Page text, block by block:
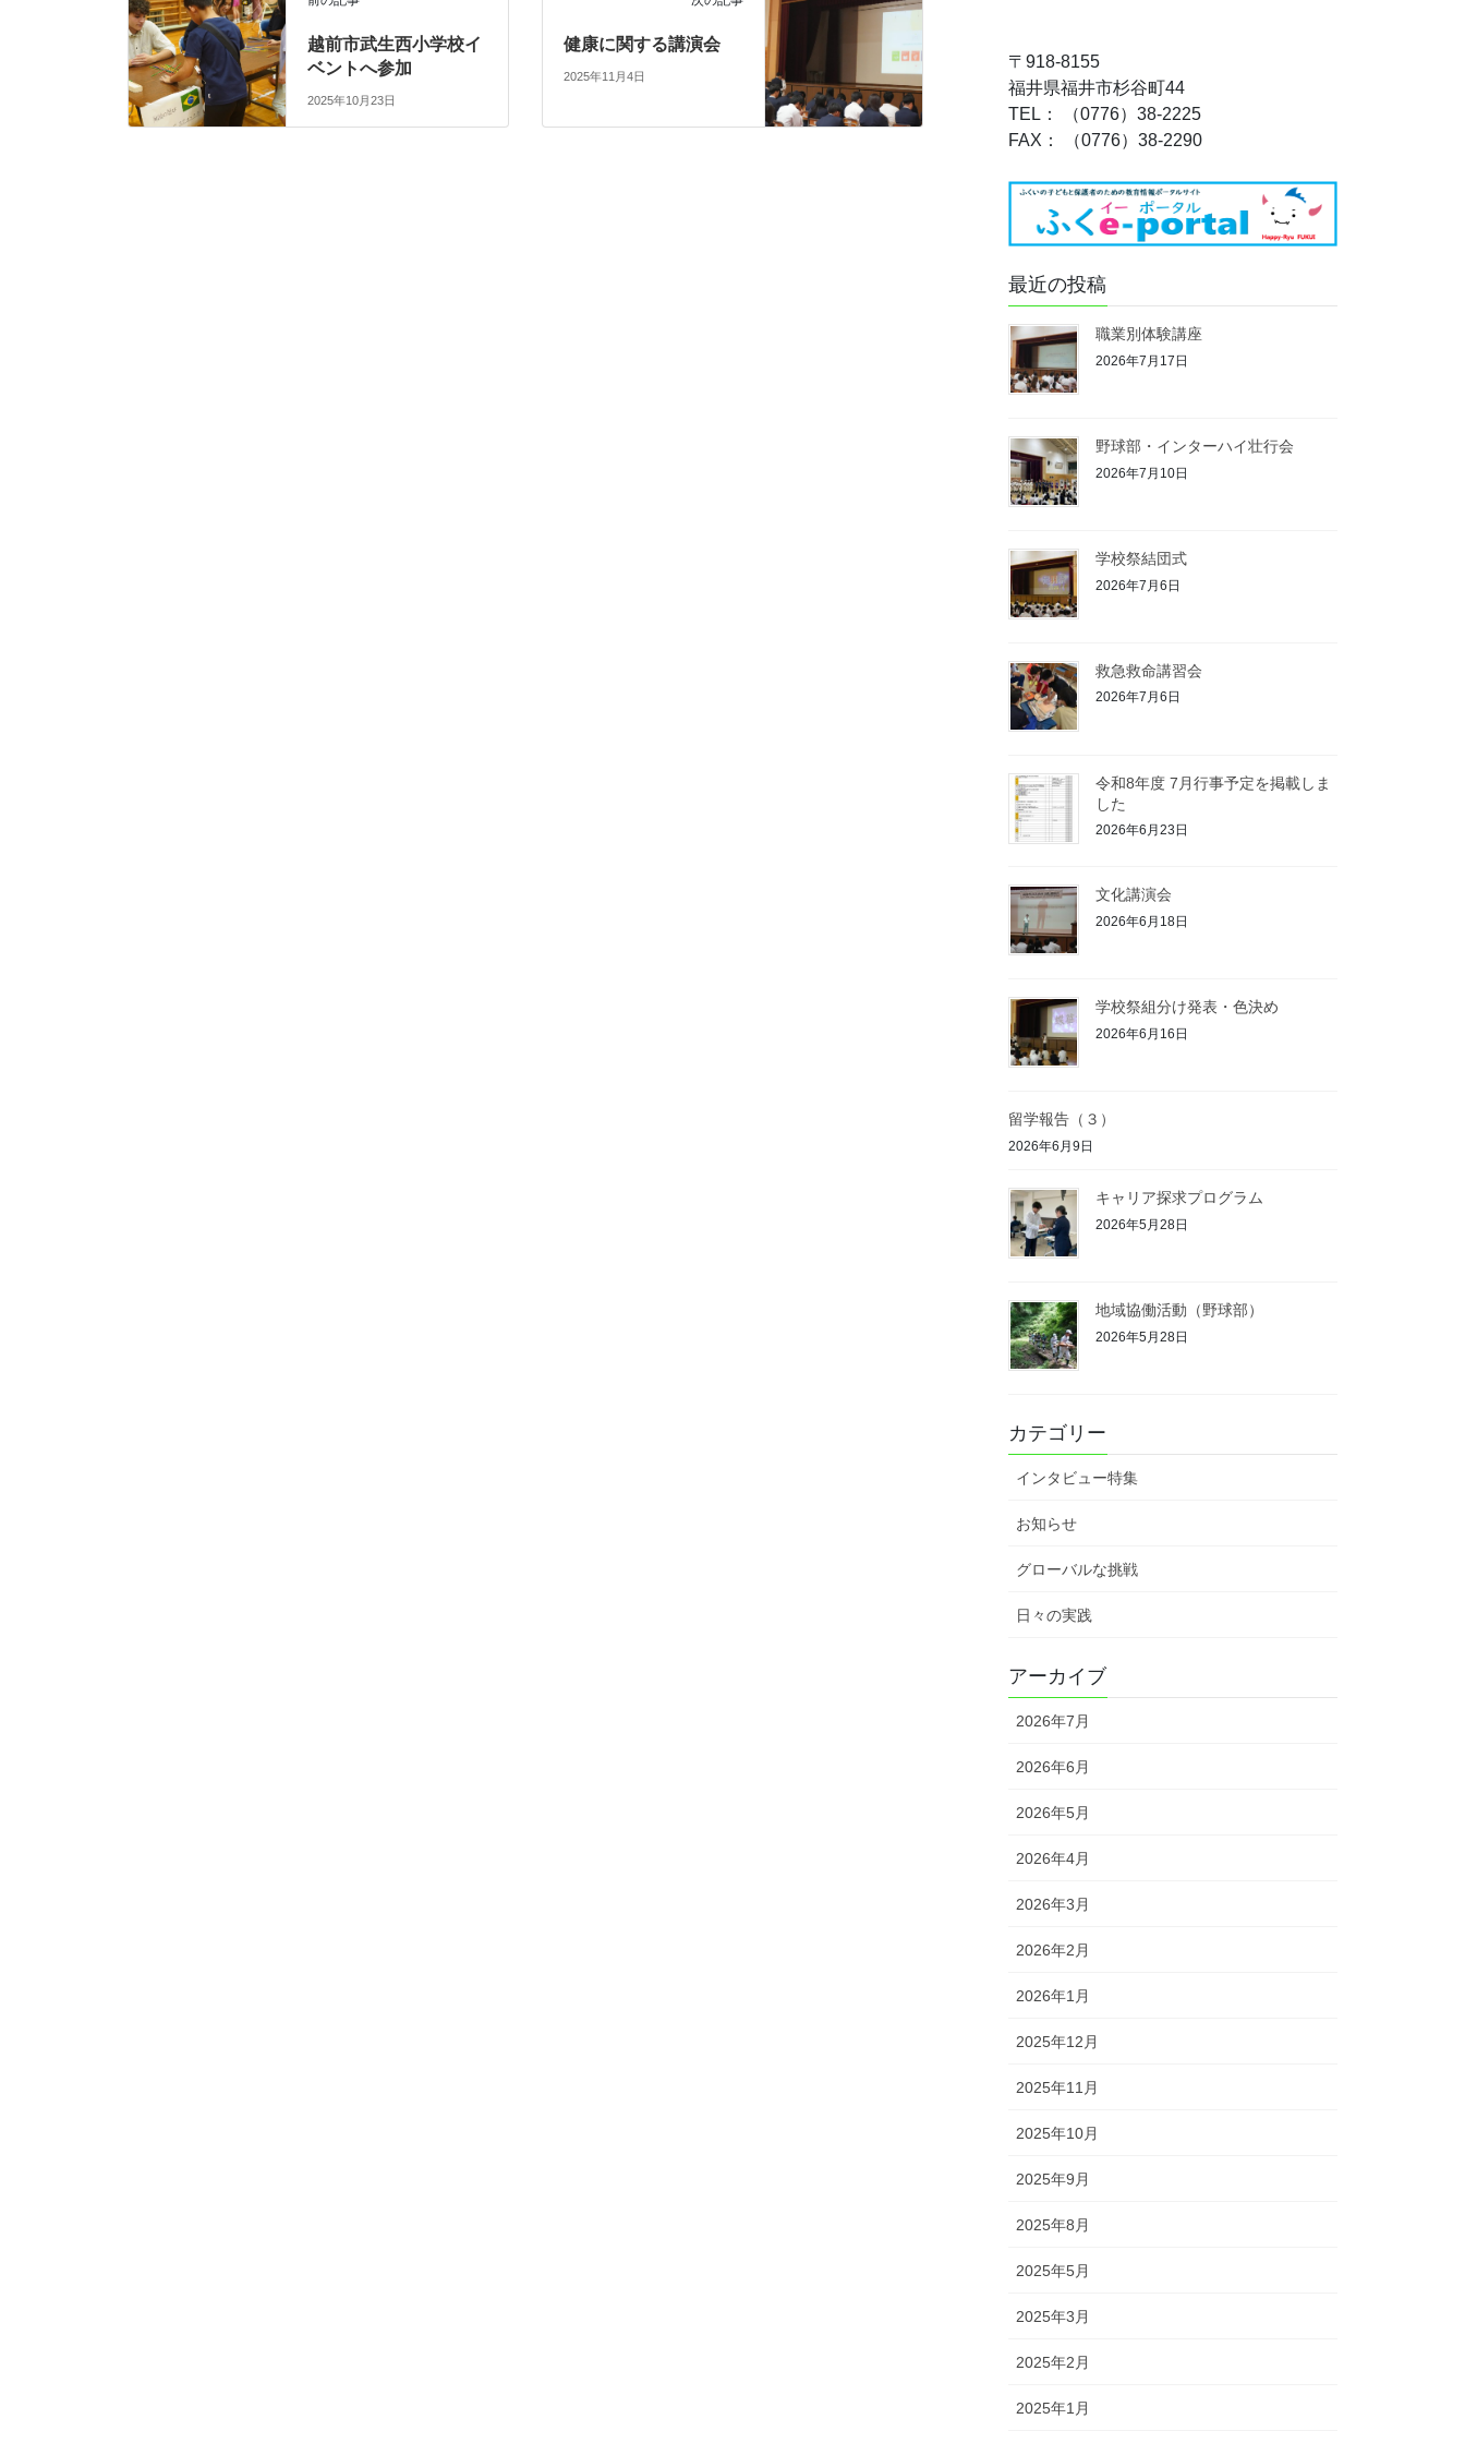
越前市武生西小学校イ
ベントへ参加
2025年10月23日
健康に関する講演会
2025年11月4日
〒918-8155
福井県福井市杉谷町44
TEL： （0776）38-2225
FAX： （0776）38-2290
最近の投稿
職業別体験講座
2026年7月17日
野球部・インターハイ壮行会
2026年7月10日
学校祭結団式
2026年7月6日
救急救命講習会
2026年7月6日
令和8年度 7月行事予定を掲載しま
した
2026年6月23日
文化講演会
2026年6月18日
学校祭組分け発表・色決め
2026年6月16日
留学報告（３）
2026年6月9日
キャリア探求プログラム
2026年5月28日
地域協働活動（野球部）
2026年5月28日
カテゴリー
インタビュー特集
お知らせ
グローバルな挑戦
日々の実践
アーカイブ
2026年7月
2026年6月
2026年5月
2026年4月
2026年3月
2026年2月
2026年1月
2025年12月
2025年11月
2025年10月
2025年9月
2025年8月
2025年5月
2025年3月
2025年2月
2025年1月